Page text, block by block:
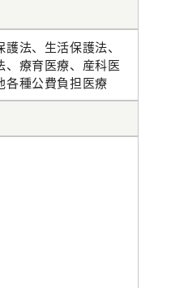
法、生活保護法、
、療育医療、産科医
各種公費負担医療